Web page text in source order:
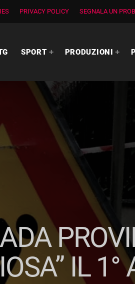
PRIVACY POLICY SEGNALA UN
SPORT PRODUZIONI
IL 1°